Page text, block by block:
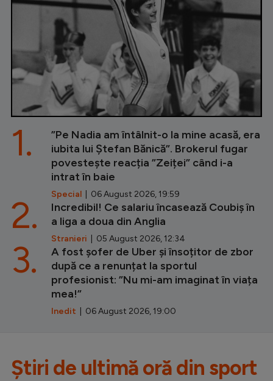
”Pe Nadia am întâlnit-o la mine acasă, era
iubita lui Ștefan Bănică”. Brokerul fugar
povestește reacția ”Zeiței” când i-a
intrat în baie
Special | 06 August 2026, 19:59
1.
Incredibil! Ce salariu încasează Coubiș în
a liga a doua din Anglia
Stranieri | 05 August 2026, 12:34
2.
A fost șofer de Uber și însoțitor de zbor
după ce a renunțat la sportul
profesionist: ”Nu mi-am imaginat în viața
mea!”
Inedit | 06 August 2026, 19:00
3.
Știri de ultimă oră din sport